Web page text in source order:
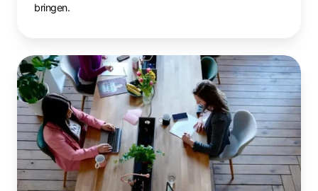
bringen.
ezeep
+
Coworks:
Drucken
als
Verkaufsargument
für
Coworking